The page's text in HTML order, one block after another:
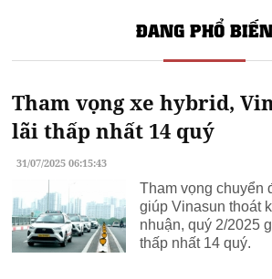
ĐANG PHỔ BIẾN
Tham vọng xe hybrid,
lãi thấp nhất 14 quý
31/07/2025 06:15:43
Tham vọng chuyển
giúp Vinasun thoát
nhuận, quý 2/2025
thấp nhất 14 quý.